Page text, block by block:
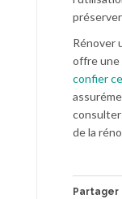
Rénover
offre une
confier
de la
Partager